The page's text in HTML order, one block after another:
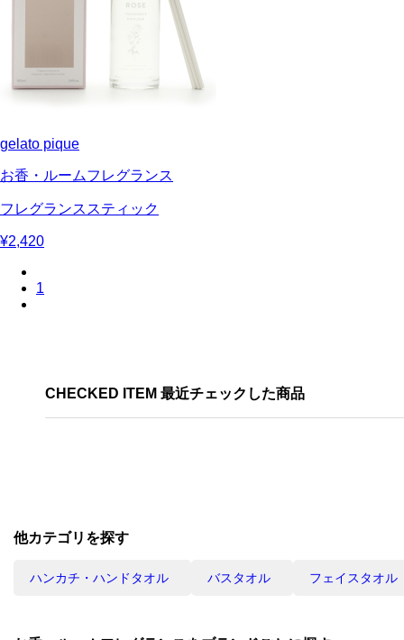
gelato pique
お香・ルームフレグランス
フレグランススティック
¥2,420
1
CHECKED ITEM 最近チェックした商品
他カテゴリを探す
ハンカチ・ハンドタオル フェイスタオル
バスタオル